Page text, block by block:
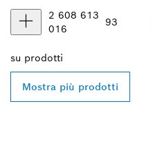
2 608 613
016
93
su prodotti
Mostra più prodotti